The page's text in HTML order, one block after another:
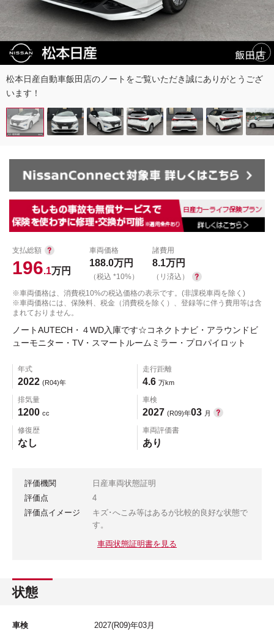
松本日産自動車飯田店のノートをご覧いただき誠にありがとうござ
います！
支払総額
196.1万円
車両価格
188.0万円
（税込 *10%）
諸費用
8.1万円
（リ済込）
※車両価格は、消費税10%の税込価格の表示です。(非課税車両を除く)
※車両価格には、保険料、税金（消費税を除く）、登録等に伴う費用等は含
まれておりません。
ノートAUTECH・４WD入庫です☆コネクトナビ・アラウンドビ
ューモニター・TV・スマートルームミラー・プロパイロット
年式
2022 (R04)年
走行距離
4.6 万km
排気量
1200 cc
車検
2027 (R09)年03 月
修復歴
なし
車両評価書
あり
評価機関
日産車両状態証明
評価点
4
評価点イメージ
キズ･へこみ等はあるが比較的良好な状態で
す。
車両状態証明書を見る
状態
車検 2027(R09)年03月